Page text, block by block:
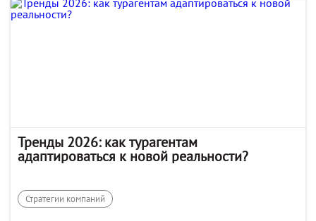
Тренды 2026: как турагентам
адаптироваться к новой реальности?
Стратегии компаний